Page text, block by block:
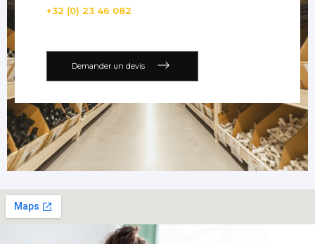
+32 (0) 23 46 082
Demander un devis